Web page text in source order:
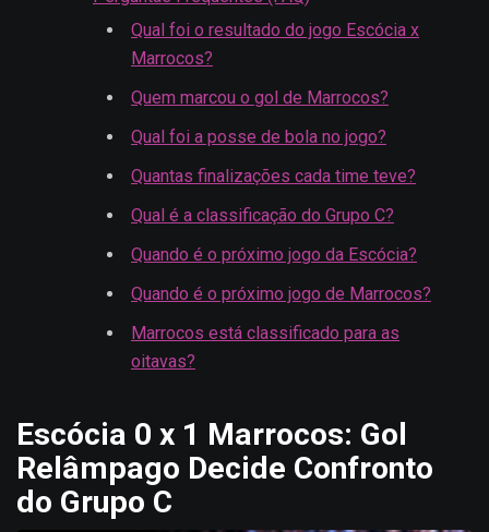
Qual foi o resultado do jogo Escócia x
Marrocos?
Quem marcou o gol de Marrocos?
Qual foi a posse de bola no jogo?
Quantas finalizações cada time teve?
Qual é a classificação do Grupo C?
Quando é o próximo jogo da Escócia?
Quando é o próximo jogo de Marrocos?
Marrocos está classificado para as
oitavas?
Escócia 0 x 1 Marrocos: Gol
Relâmpago Decide Confronto
do Grupo C